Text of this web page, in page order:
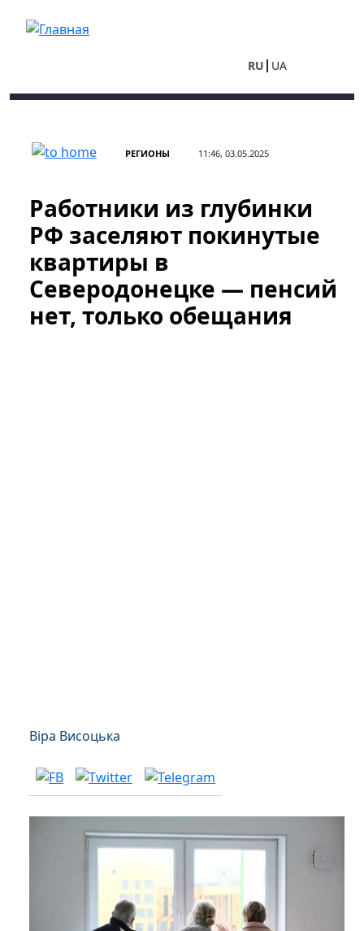
RU UA
РЕГИОНЫ 11:46, 03.05.2025
Работники из глубинки
РФ заселяют покинутые
квартиры в
Северодонецке — пенсий
нет, только обещания
Віра Висоцька